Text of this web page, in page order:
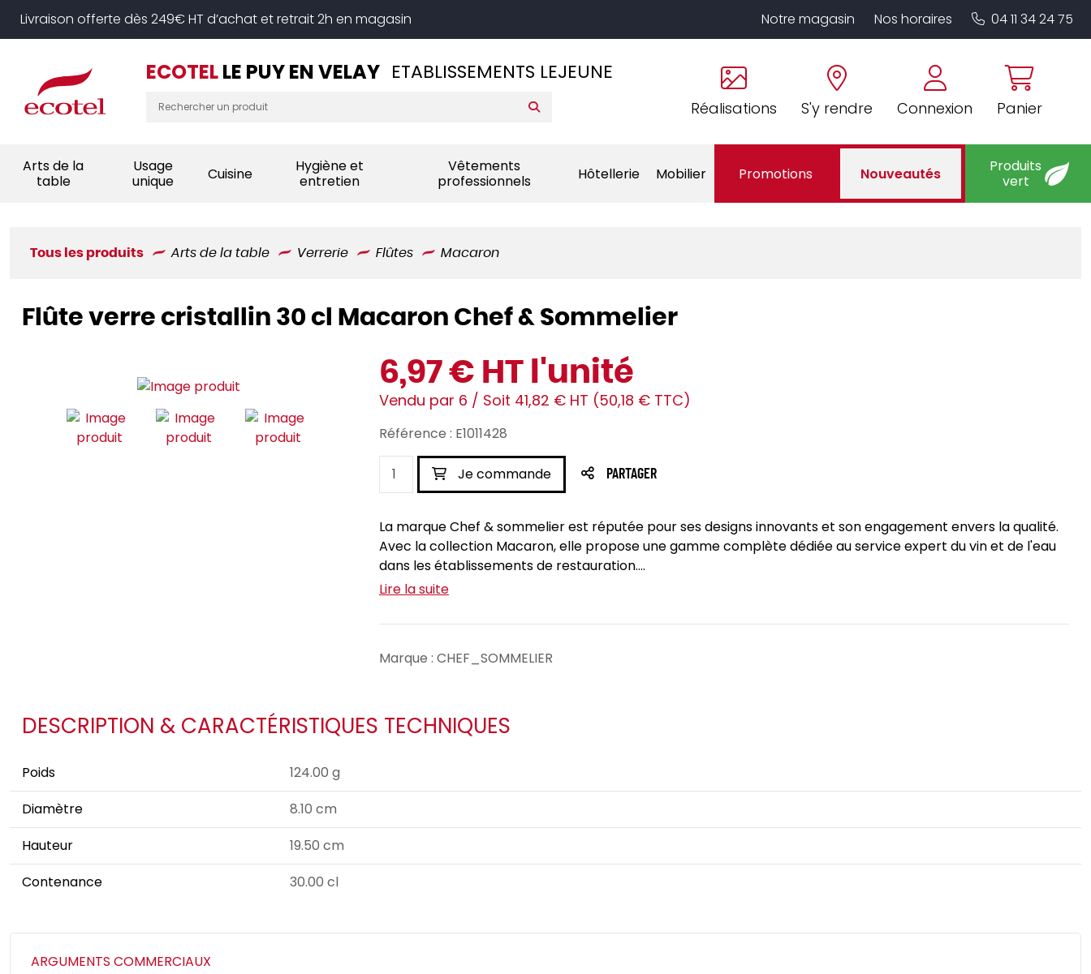
Livraison offerte dès 249€ HT d’achat et retrait 2h en magasin
Réalisations S'y rendre Connexion Panier
ECOTELLE PUY EN VELAY ETABLISSEMENTS LEJEUNE
Notre magasin Nos horaires 04 11 34 24 75
Arts de la
table
Usage
unique
Cuisine
Hygiène et
entretien
Vêtements
professionnels
Hôtellerie Mobilier Promotions Nouveautés
Produits
vert
Tous les produits Arts de la table Verrerie Flûtes Macaron
Flûte verre cristallin 30 cl Macaron Chef & Sommelier
6,97 € HT l'unité
Vendu par 6 / Soit 41,82 € HT (50,18 € TTC)
Référence : E1011428
Je commande PARTAGER
La marque Chef & sommelier est réputée pour ses designs innovants et son engagement envers la qualité.
Avec la collection Macaron, elle propose une gamme complète dédiée au service expert du vin et de l'eau
dans les établissements de restauration....
Lire la suite
Marque : CHEF_SOMMELIER
DESCRIPTION & CARACTÉRISTIQUES TECHNIQUES
Poids
124.00 g
Diamètre
8.10 cm
Hauteur
19.50 cm
Contenance
30.00 cl
ARGUMENTS COMMERCIAUX
Panneau de gestion des cookies